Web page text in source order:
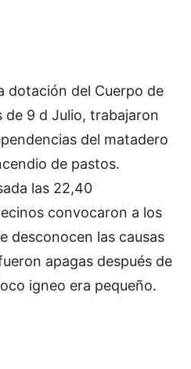
dotación del Cuerpo de
de 9 d Julio, trabajaron
del matadero
de pastos.
las 22,40
convocaron a los
desconocen las causas
apagas después de
igneo era pequeño.